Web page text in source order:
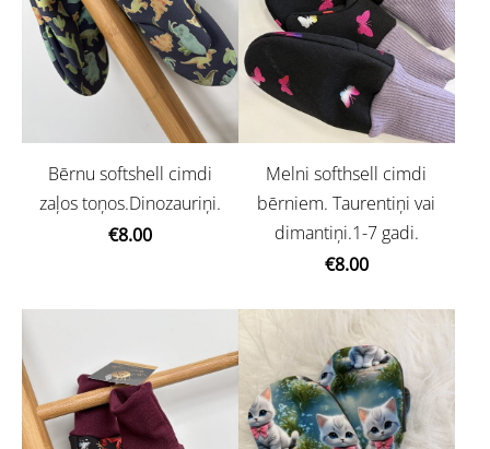
Bērnu softshell cimdi
zaļos toņos.Dinozauriņi.
€8.00
Melni softhsell cimdi
bērniem. Taurentiņi vai
dimantiņi.1-7 gadi.
€8.00